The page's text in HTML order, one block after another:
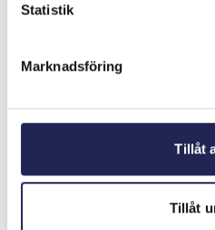
Statistik
Marknadsföring
Tillåt
Tillåt
men det har jag inte. Vad
Har jag rätt att få ett
Finns det